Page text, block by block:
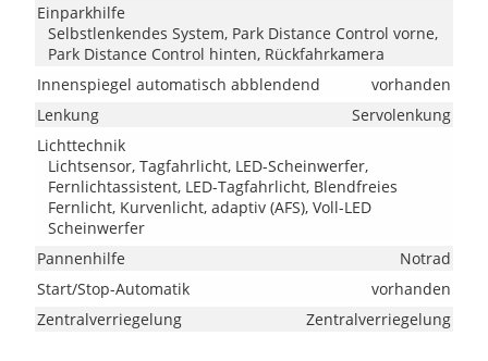
Einparkhilfe
Selbstlenkendes System, Park Distance Control vorne,
Park Distance Control hinten, Rückfahrkamera
Innenspiegel automatisch abblendend
vorhanden
Lenkung
Servolenkung
Lichttechnik
Lichtsensor, Tagfahrlicht, LED-Scheinwerfer,
Fernlichtassistent, LED-Tagfahrlicht, Blendfreies
Fernlicht, Kurvenlicht, adaptiv (AFS), Voll-LED
Scheinwerfer
Pannenhilfe
Notrad
Start/Stop-Automatik
vorhanden
Zentralverriegelung
Zentralverriegelung